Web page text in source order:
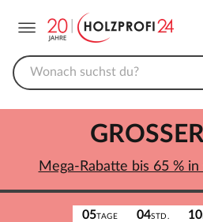
05TAGE 04STD. 10
Mega-Rabatte bis 65 %